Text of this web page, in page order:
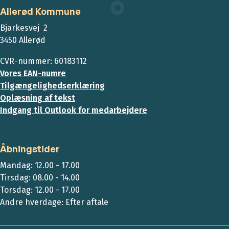
Allerød Kommune
Bjarkesvej 2
3450 Allerød
CVR-nummer: 60183112
Vores EAN-numre
Tilgængelighedserklæring
Oplæsning af tekst
Indgang til Outlook for medarbejdere
Åbningstider
Mandag: 12.00 - 17.00
Tirsdag: 08.00 - 14.00
Torsdag: 12.00 - 17.00
Andre hverdage: Efter aftale